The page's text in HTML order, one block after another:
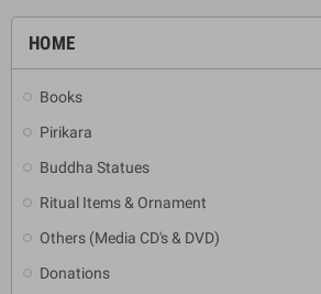
HOME
Books
Pirikara
Buddha Statues
Ritual Items & Ornament
Others (Media CD's & DVD)
Donations